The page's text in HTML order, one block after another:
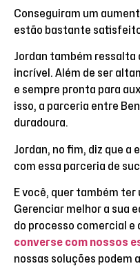
Conseguiram um
estão bastante
Jordan também ressalta
incrível. Além de ser
e sempre pronta para
isso, a parceria entre
duradoura.
Jordan, no fim, diz que a
com essa parceria de
E você, quer também
Gerenciar melhor a sua
do processo comercial e
converse com nossos
nossas soluções podem